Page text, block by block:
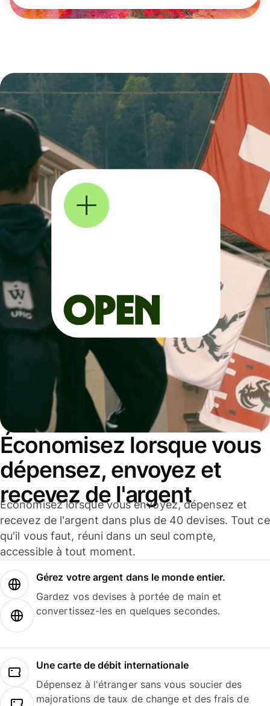
Économisez lorsque vous
dépensez, envoyez et
recevez de l'argent
Économisez lorsque vous envoyez, dépensez et
recevez de l'argent dans plus de 40 devises. Tout ce
qu'il vous faut, réuni dans un seul compte,
accessible à tout moment.
Gérez votre argent dans le monde entier.
Gardez vos devises à portée de main et
convertissez-les en quelques secondes.
Une carte de débit internationale
Dépensez à l'étranger sans vous soucier des
majorations de taux de change et des frais de